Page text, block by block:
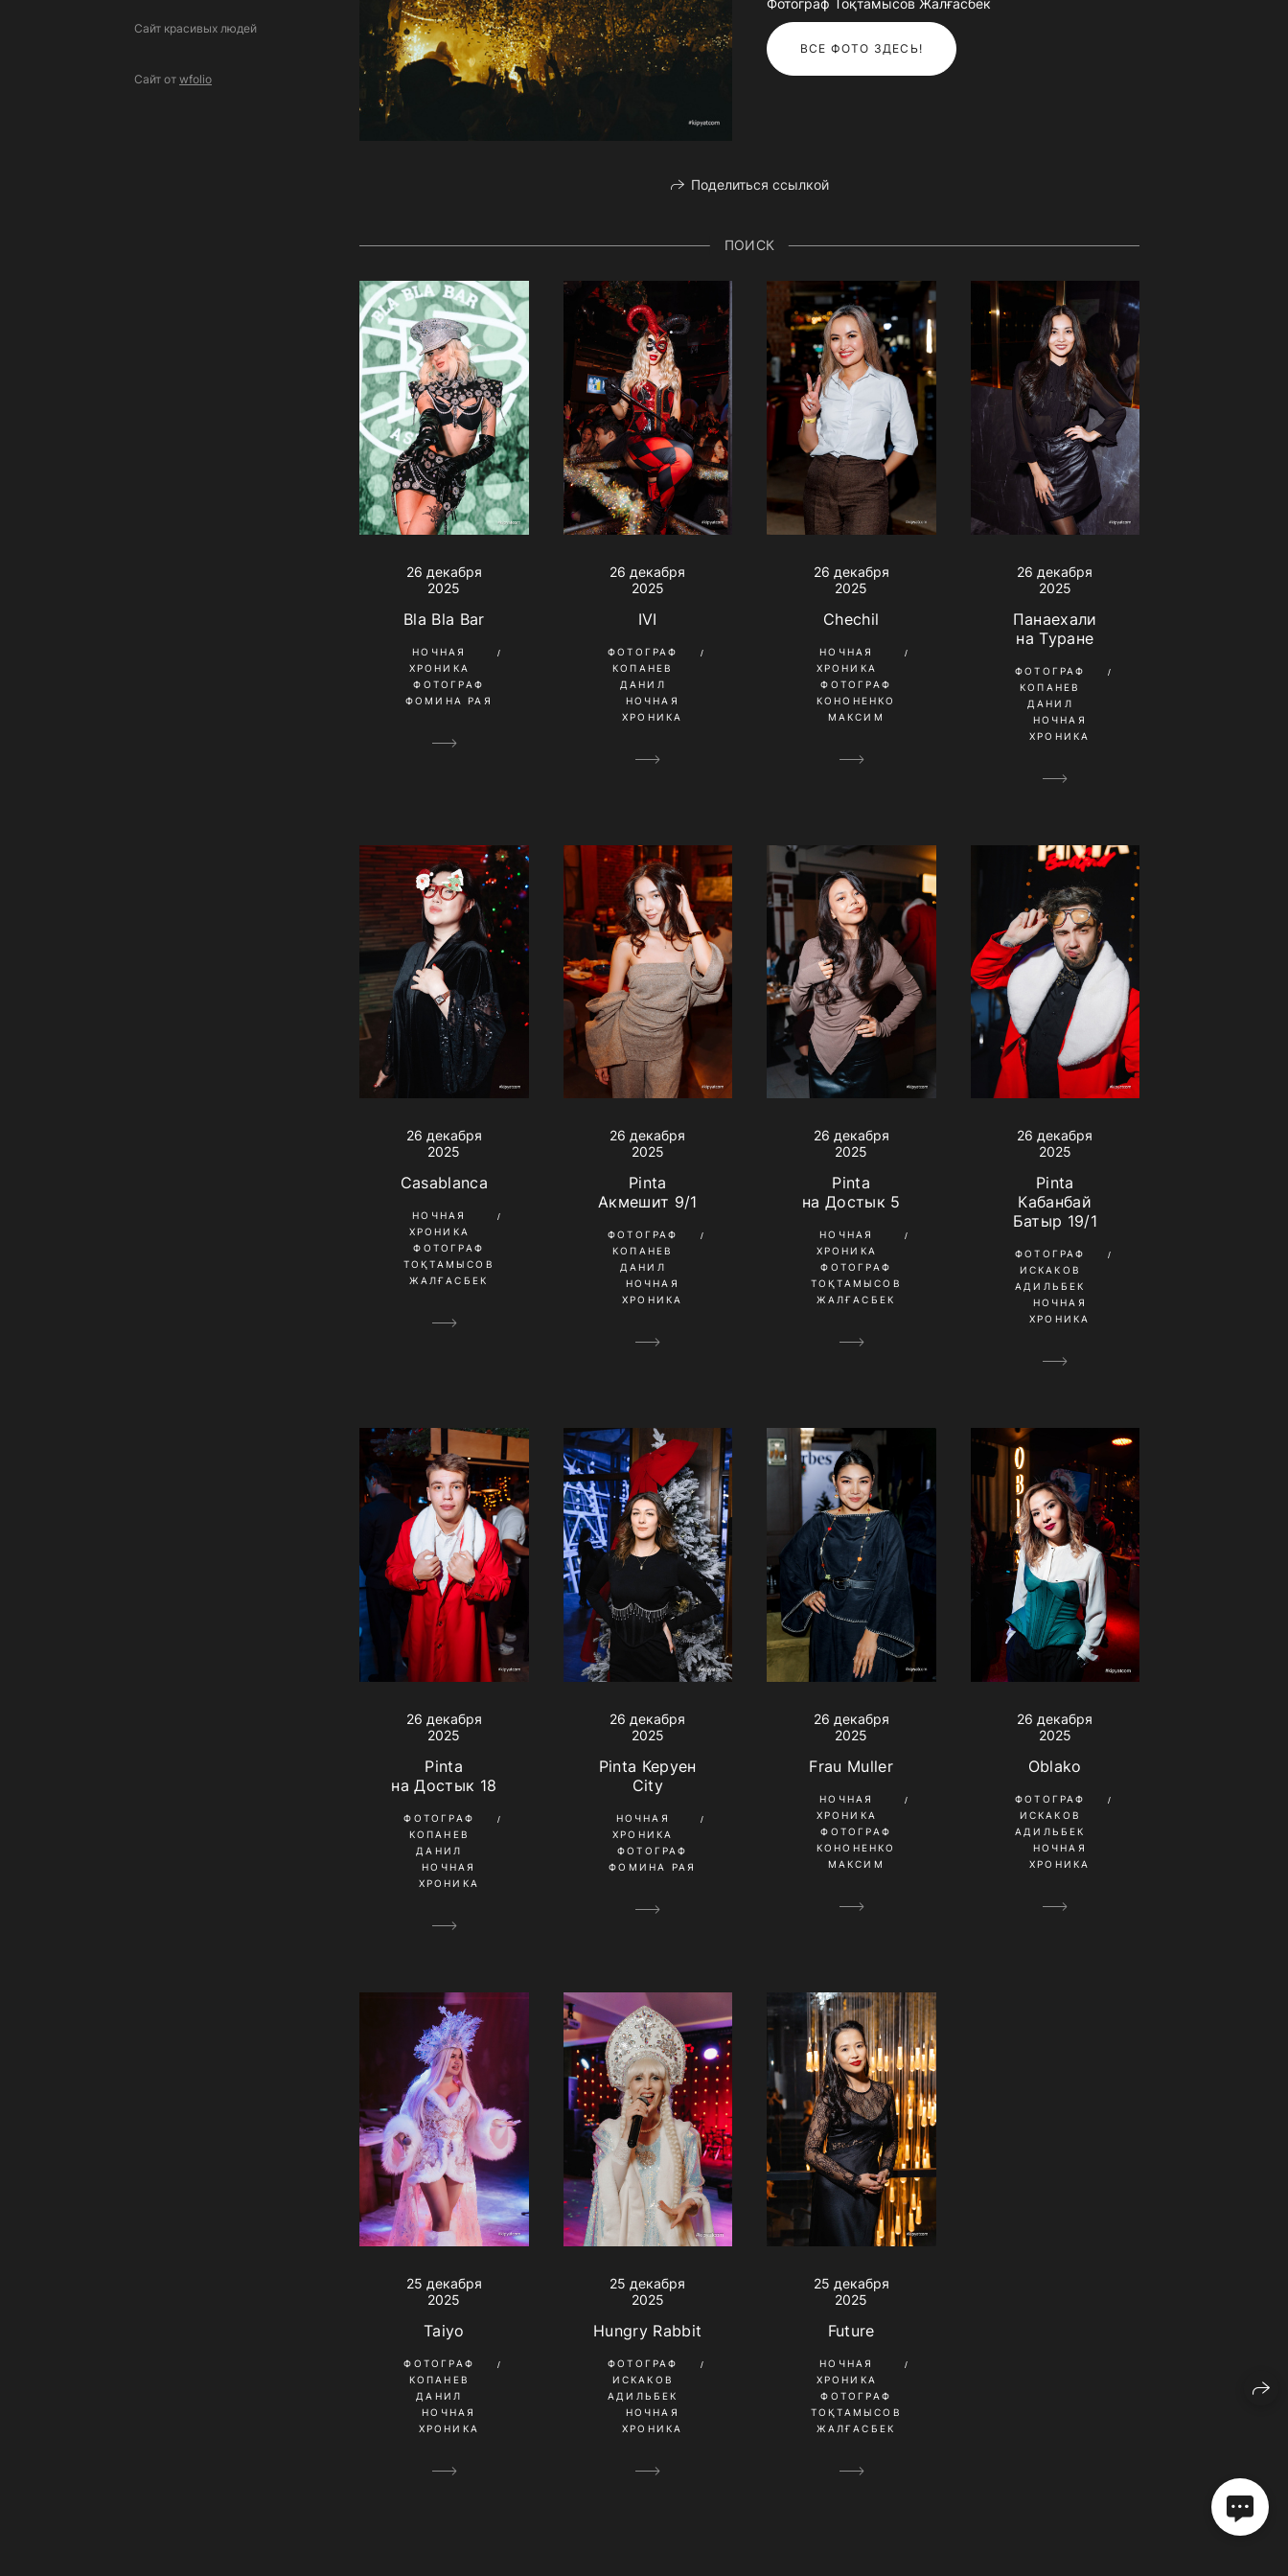
Сайт красивых людей
Сайт от wfolio
ВСЕ ФОТО ЗДЕСЬ!
Поделиться ссылкой
ПОИСК
26 декабря
2025
Bla Bla Bar
НОЧНАЯ
ХРОНИКА
ФОТОГРАФ
ФОМИНА РАЯ
26 декабря
2025
IVI
ФОТОГРАФ
КОПАНЕВ
ДАНИЛ
НОЧНАЯ
ХРОНИКА
26 декабря
2025
Chechil
НОЧНАЯ
ХРОНИКА
ФОТОГРАФ
КОНОНЕНКО
МАКСИМ
26 декабря
2025
Панаехали
на Туране
ФОТОГРАФ
КОПАНЕВ
ДАНИЛ
НОЧНАЯ
ХРОНИКА
26 декабря
2025
Casablanca
НОЧНАЯ
ХРОНИКА
ФОТОГРАФ
ТОҚТАМЫСОВ
ЖАЛҒАСБЕК
26 декабря
2025
Pinta
Акмешит 9/1
ФОТОГРАФ
КОПАНЕВ
ДАНИЛ
НОЧНАЯ
ХРОНИКА
26 декабря
2025
Pinta
на Достык 5
НОЧНАЯ
ХРОНИКА
ФОТОГРАФ
ТОҚТАМЫСОВ
ЖАЛҒАСБЕК
26 декабря
2025
Pinta
Кабанбай
Батыр 19/1
ФОТОГРАФ
ИСКАКОВ
АДИЛЬБЕК
НОЧНАЯ
ХРОНИКА
26 декабря
2025
Pinta
на Достык 18
ФОТОГРАФ
КОПАНЕВ
ДАНИЛ
НОЧНАЯ
ХРОНИКА
26 декабря
2025
Pinta Керуен
City
НОЧНАЯ
ХРОНИКА
ФОТОГРАФ
ФОМИНА РАЯ
26 декабря
2025
Frau Muller
НОЧНАЯ
ХРОНИКА
ФОТОГРАФ
КОНОНЕНКО
МАКСИМ
26 декабря
2025
Oblako
ФОТОГРАФ
ИСКАКОВ
АДИЛЬБЕК
НОЧНАЯ
ХРОНИКА
25 декабря
2025
Taiyo
ФОТОГРАФ
КОПАНЕВ
ДАНИЛ
НОЧНАЯ
ХРОНИКА
25 декабря
2025
Hungry Rabbit
ФОТОГРАФ
ИСКАКОВ
АДИЛЬБЕК
НОЧНАЯ
ХРОНИКА
25 декабря
2025
Future
НОЧНАЯ
ХРОНИКА
ФОТОГРАФ
ТОҚТАМЫСОВ
ЖАЛҒАСБЕК